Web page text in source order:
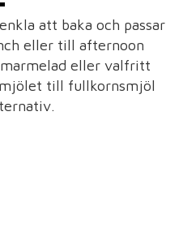
att baka och passar
eller till afternoon
eller valfritt
till fullkornsmjöl